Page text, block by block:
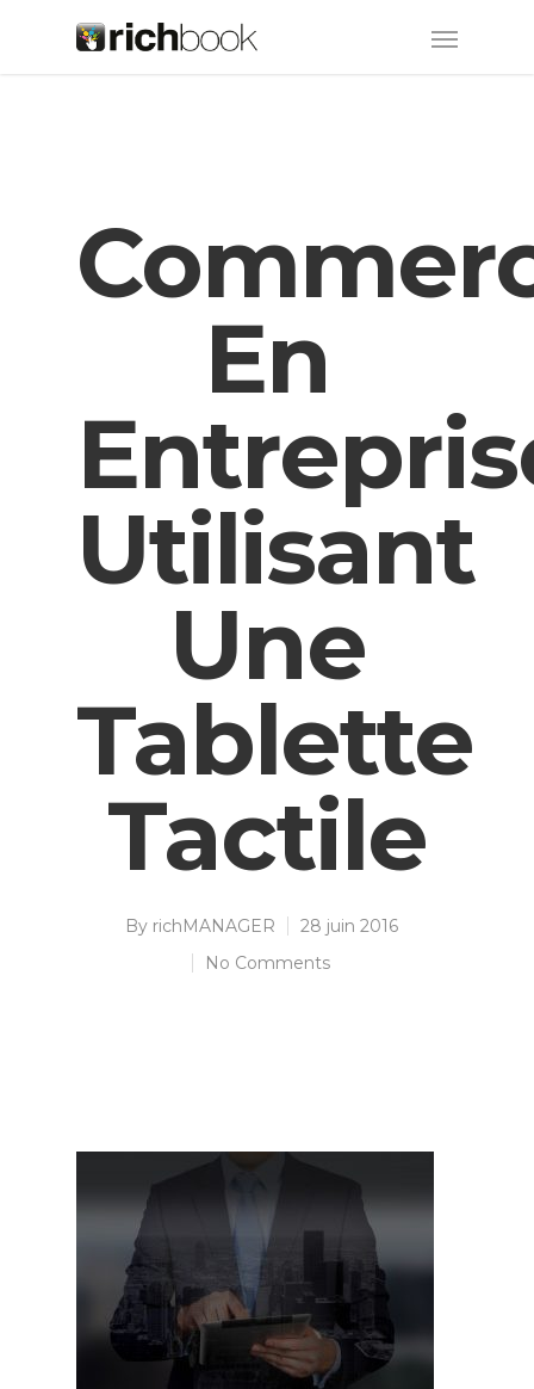
En
Utilisant
Une
Tablette
Tactile
By richMANAGER
28 juin 2016
No Comments